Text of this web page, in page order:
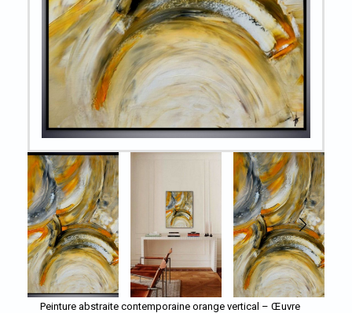
Peinture abstraite contemporaine orange vertical – Œuvre